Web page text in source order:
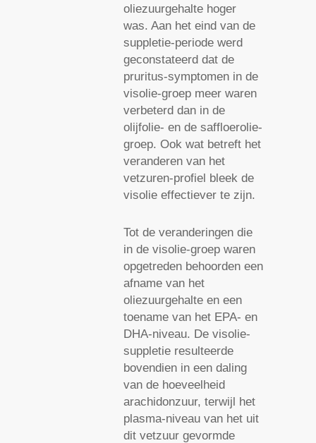
oliezuurgehalte hoger
was. Aan het eind van de
suppletie-periode werd
geconstateerd dat de
pruritus-symptomen in de
visolie-groep meer waren
verbeterd dan in de
olijfolie- en de saffloerolie-
groep. Ook wat betreft het
veranderen van het
vetzuren-profiel bleek de
visolie effectiever te zijn.
Tot de veranderingen die
in de visolie-groep waren
opgetreden behoorden een
afname van het
oliezuurgehalte en een
toename van het EPA- en
DHA-niveau. De visolie-
suppletie resulteerde
bovendien in een daling
van de hoeveelheid
arachidonzuur, terwijl het
plasma-niveau van het uit
dit vetzuur gevormde